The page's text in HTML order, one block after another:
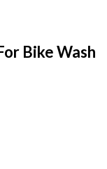
Bike Wash